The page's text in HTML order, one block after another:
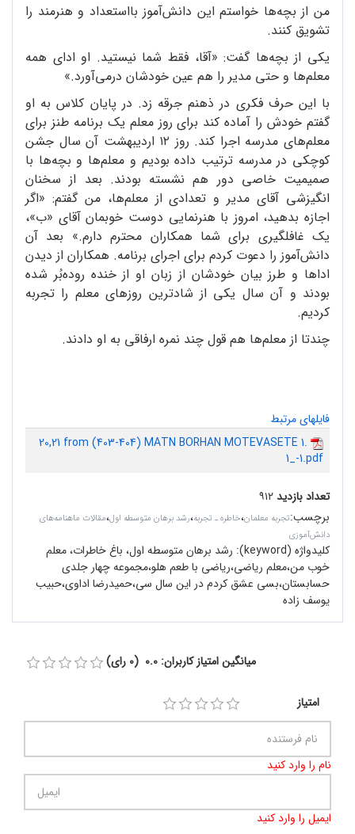
من از بچه‌ها خواستم این دانش‌آموز با‌استعداد و هنرمند را
تشویق کنند.
یکی از بچه‌ها گفت: «آقا، فقط شما نیستید. او ادای همه
معلم‌ها و حتی مدیر را هم عین خودشان در‌می‌آورد.»
با این حرف فکری در ذهنم جرقه زد. در پایان کلاس به او
گفتم خودش را آماده کند برای روز معلم یک برنامه طنز برای
معلم‌های مدرسه اجرا کند. روز ۱۲ اردیبهشت آن سال جشن
کوچکی در مدرسه ترتیب داده بودیم و معلم‌ها و بچه‌ها با
صمیمیت خاصی دور هم نشسته بودند. بعد از سخنان
انگیزشی آقای مدیر و تعدادی از معلم‌ها، من گفتم: «اگر
اجازه بدهید، امروز با هنرنمایی دوست خوبمان آقای «ب»،
یک غافلگیری برای شما همکاران محترم دارم.» بعد آن
دانش‌آموز را دعوت کردم برای اجرای برنامه. همکاران از دیدن
اداها و طرز بیان خودشان از زبان او از خنده روده‌بُر شده
بودند و آن سال یکی از شاد‌ترین روزهای معلم را تجربه
کردیم.
چندتا از معلم‌ها هم قول چند نمره ارفاقی به او دادند.
فایلهای مرتبط
20,21 from (403-404) MATN BORHAN MOTEVASETE 1.
1_-1.pdf
تعداد بازدید۹۱۲
برچسب:تجربه معلمان،خاطره ـ تجربه،رشد برهان متوسطه اول،مقالات ماهنامه‌های
دانش‌آموزی
کلیدواژه (keyword):
رشد برهان متوسطه اول، باغ خاطرات، معلم
خوب من،معلم ریاضی،ریاضی با طعم هلو،مجموعه چهار جلدی
حسابستان،بسی عشق کردم در این سال سی،حمید‌رضا اداوی،حبیب
یوسف زاده
میانگین امتیاز کاربران: 0.0 (0 رای)
امتیاز
نام را وارد کنید
ایمیل را وارد کنید